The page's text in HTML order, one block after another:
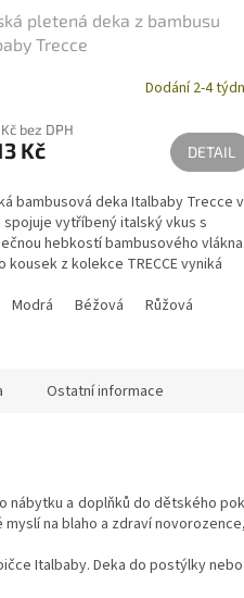
pletená deka z bambusu
Trecce
Dodání 2-4
bez DPH
Kč DETAIL
bambusová deka Italbaby Trecce v
vytříbený italský vkus s
hebkostí bambusového vlákna.
kousek z kolekce TRECCE vyniká
Modrá Béžová Růžová
Ostatní informace
a doplňků do dětského
na blaho a zdraví
Italbaby. Deka do postýlky